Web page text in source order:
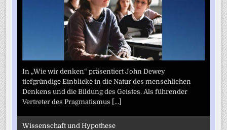
In „Wie wir denken“ präsentiert John Dewey
tiefgründige Einblicke in die Natur des menschlichen
Denkens und die Bildung des Geistes. Als führender
Vertreter des Pragmatismus [...]
Wissenschaft und Hypothese